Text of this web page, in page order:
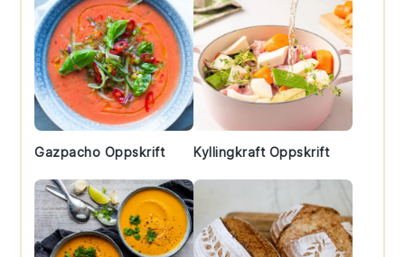
Gazpacho Oppskrift Kyllingkraft Oppskrift